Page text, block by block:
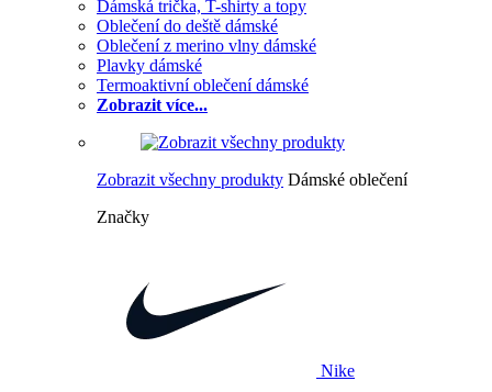
Dámská trička, T-shirty a topy
Oblečení do deště dámské
Oblečení z merino vlny dámské
Plavky dámské
Termoaktivní oblečení dámské
Zobrazit více...
Zobrazit všechny produkty Dámské oblečení
Značky
Nike